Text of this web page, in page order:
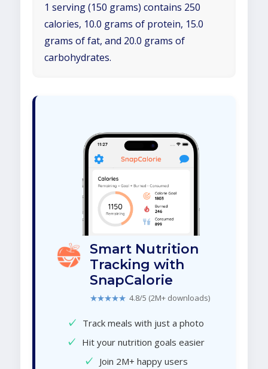
1 serving (150 grams) contains 250
calories, 10.0 grams of protein, 15.0
grams of fat, and 20.0 grams of
carbohydrates.
Smart Nutrition
Tracking with
SnapCalorie
★★★★★ 4.8/5 (2M+ downloads)
✓ Track meals with just a photo
✓ Hit your nutrition goals easier
✓ Join 2M+ happy users